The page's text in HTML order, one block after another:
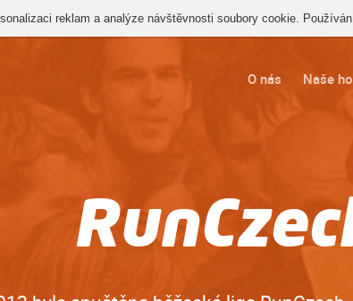
reklam a analýze návštěvnosti soubory cookie.
O nás Naše